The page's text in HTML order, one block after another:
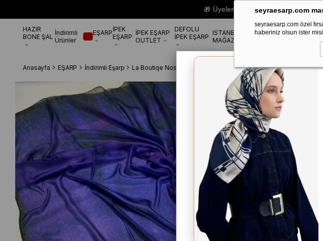
seyraesarp.com
seyraesarp.com özel
haberiniz olsun ister
🎁 Üyelere Özel Sepette%10
HAZIR
BONE ŞAL İndirimli
Ürünler
EŞARPİPEK
EŞARP İPEK EŞARP
OUTLET
DEFOLU
İPEK EŞARP ISTANBUL
MAĞAZA
ŞALAKSESUAR
Anasayfa EŞARP İndirimli Eşarp La Boutiqe Nostalji Herbal Mor Pastel Desen Eşarp 3152 - 01 -